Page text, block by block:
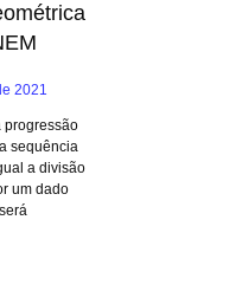
2021
progressão
sequência
a divisão
um dado